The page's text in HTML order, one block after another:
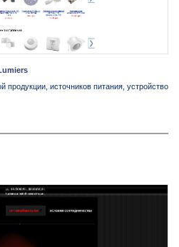
продукции, источников питания, устройство